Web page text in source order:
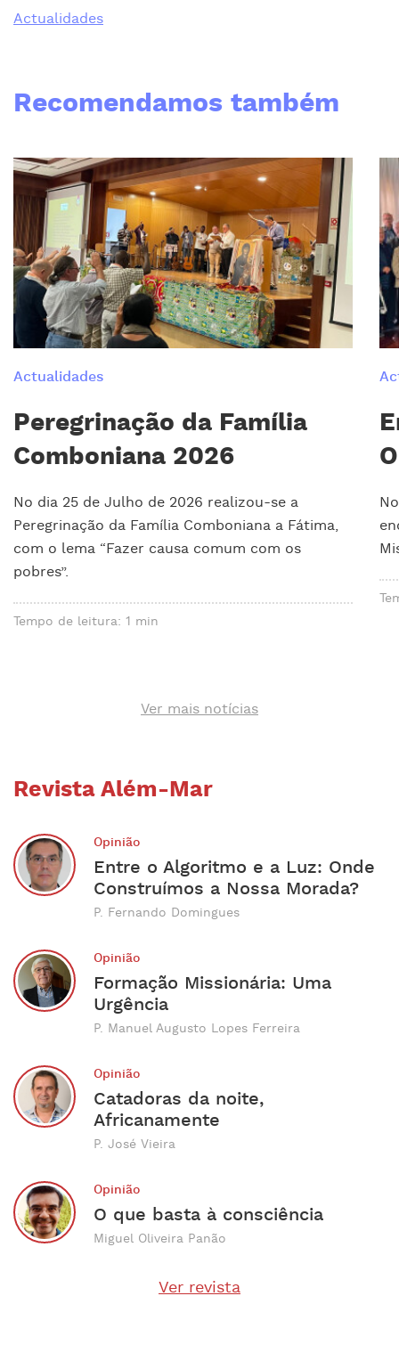
Actualidades
Revista Além-Mar
Opinião
Entre o Algoritmo e a Luz: Onde
Construímos a Nossa Morada?
P. Fernando Domingues
Opinião
Formação Missionária: Uma
Urgência
P. Manuel Augusto Lopes Ferreira
Opinião
Catadoras da noite,
Africanamente
P. José Vieira
Opinião
O que basta à consciência
Miguel Oliveira Panão
Ver revista
Recomendamos também
Actualidades
Peregrinação da Família
Comboniana 2026
No dia 25 de Julho de 2026 realizou-se a
Peregrinação da Família Comboniana a Fátima,
com o lema “Fazer causa comum com os
pobres”.
Tempo de leitura: 1 min
Ver mais notícias